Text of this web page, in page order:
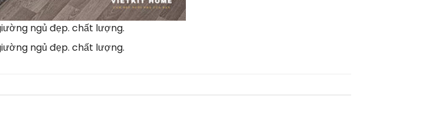
ngủ đẹp. chất lượng.
ngủ đẹp. chất lượng.